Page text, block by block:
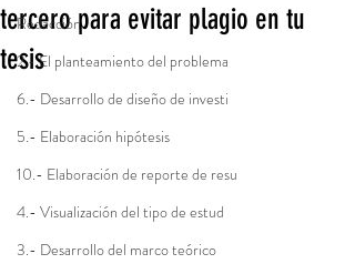
Redacción
2.- El planteamiento del problema
6.- Desarrollo de diseño de investi
5.- Elaboración hipótesis
10.- Elaboración de reporte de resu
4.- Visualización del tipo de estud
3.- Desarrollo del marco teórico
tercero para evitar plagio en tu
tesis